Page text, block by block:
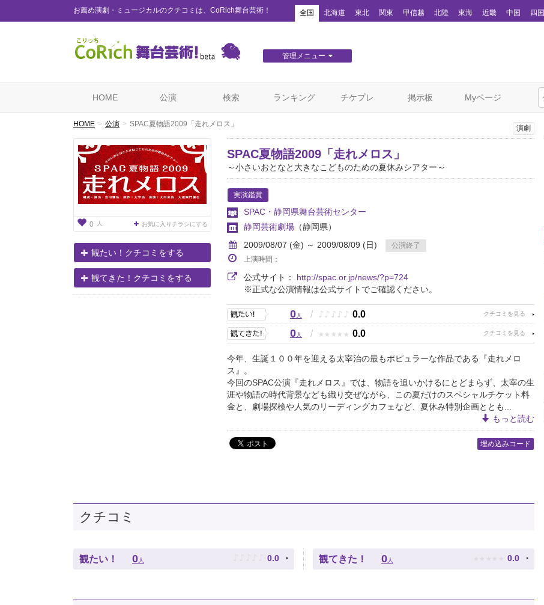
お薦め演劇・ミュージカルのクチコミは、CoRich舞台芸術！ 全国 北海道 東北 関東 甲信越 北陸 東海 近畿 中国 四国
管理メニュー
HOME 公演 検索 ランキング チケプレ 掲示板 Myページ
HOME 公演 SPAC夏物語2009「走れメロス」
0 人 お気に入りチラシにする
観たい！クチコミをする
観てきた！クチコミをする
演劇
SPAC夏物語2009「走れメロス」
～小さいおとなと大きなこどものための夏休みシアター～
実演鑑賞
SPAC・静岡県舞台芸術センター
静岡芸術劇場 （静岡県）
2009/08/07 (金) ～ 2009/08/09 (日)
公演終了
上演時間：
公式サイト： http://spac.or.jp/news/?p=724
※正式な公演情報は公式サイトでご確認ください。
0人 / ♪ ♪ ♪ ♪ ♪ 0.0
0人 / ★ ★ ★ ★ ★ 0.0
今年、生誕１００年を迎える太宰治の最もポピュラーな作品である『走れメロ
ス』。
今回のSPAC公演『走れメロス』では、物語を追いかけるにとどまらず、太宰の生
涯や物語の時代背景なども織り交ぜながら、この夏だけのスペシャルチケット料
金と、劇場探検や人気のリーディングカフェなど、夏休み特別企画ととも...
もっと読む
埋め込みコード
クチコミ
観たい！ 0 人 ♪ ♪ ♪ ♪ ♪ 0.0 観てきた！ 0 人 ★ ★ ★ ★ ★ 0.0